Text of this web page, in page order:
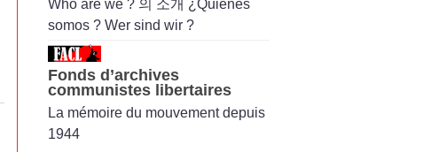
Who are we ? 의 소개 ¿Quiénes
somos ? Wer sind wir ?
Fonds d’archives
communistes libertaires
La mémoire du mouvement depuis
1944